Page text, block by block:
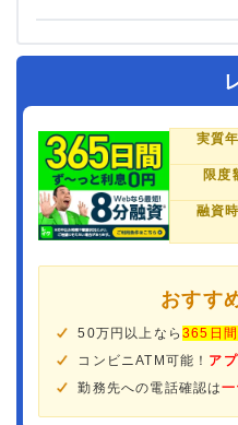
実質
限度
融資
おすす
50万円以上なら365日間
コンビニATM可能！ ア
勤務先への電話確認は一